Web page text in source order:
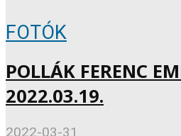
FOTÓK
POLLÁK FERENC
2022.03.19.
2022-03-31